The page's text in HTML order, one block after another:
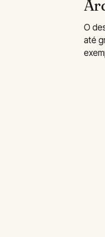
O
até